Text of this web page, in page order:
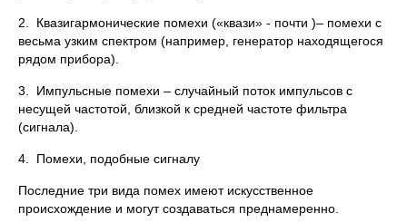
2. Квазигармонические помехи («квази» - почти )– помехи с
весьма узким спектром (например, генератор находящегося
рядом прибора).
3. Импульсные помехи – случайный поток импульсов с
несущей частотой, близкой к средней частоте фильтра
(сигнала).
4. Помехи, подобные сигналу
Последние три вида помех имеют искусственное
происхождение и могут создаваться преднамеренно.